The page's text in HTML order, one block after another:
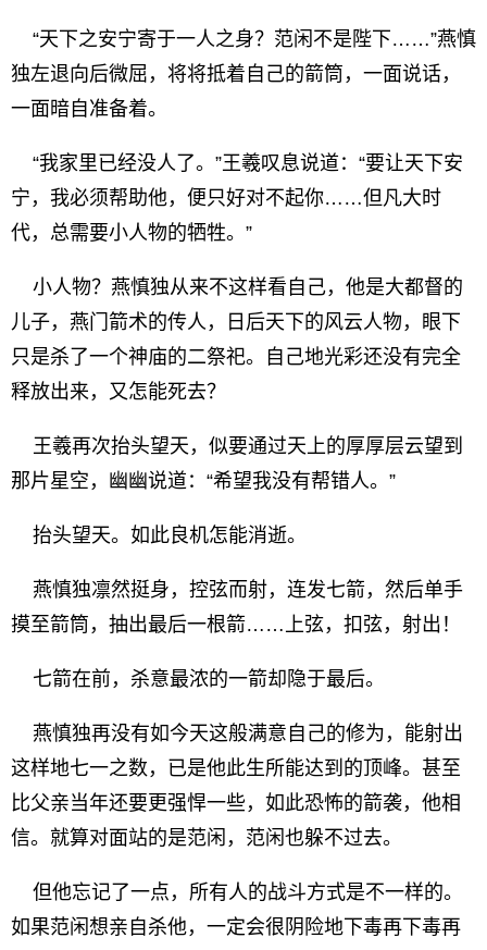
“天下之安宁寄于一人之身？范闲不是陛下……”燕慎
独左退向后微屈，将将抵着自己的箭筒，一面说话，
一面暗自准备着。
“我家里已经没人了。”王羲叹息说道：“要让天下安
宁，我必须帮助他，便只好对不起你……但凡大时
代，总需要小人物的牺牲。”
小人物？燕慎独从来不这样看自己，他是大都督的
儿子，燕门箭术的传人，日后天下的风云人物，眼下
只是杀了一个神庙的二祭祀。自己地光彩还没有完全
释放出来，又怎能死去？
王羲再次抬头望天，似要通过天上的厚厚层云望到
那片星空，幽幽说道：“希望我没有帮错人。”
抬头望天。如此良机怎能消逝。
燕慎独凛然挺身，控弦而射，连发七箭，然后单手
摸至箭筒，抽出最后一根箭……上弦，扣弦，射出！
七箭在前，杀意最浓的一箭却隐于最后。
燕慎独再没有如今天这般满意自己的修为，能射出
这样地七一之数，已是他此生所能达到的顶峰。甚至
比父亲当年还要更强悍一些，如此恐怖的箭袭，他相
信。就算对面站的是范闲，范闲也躲不过去。
但他忘记了一点，所有人的战斗方式是不一样的。
如果范闲想亲自杀他，一定会很阴险地下毒再下毒再